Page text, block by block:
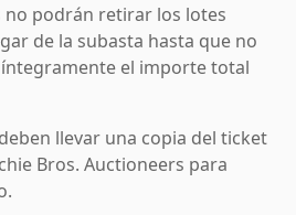
no podrán retirar los lotes
de la subasta hasta que no
el importe total
llevar una copia del ticket
Bros. Auctioneers para